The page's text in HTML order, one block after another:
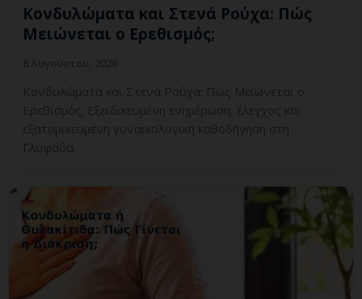
Κονδυλώματα και Στενά Ρούχα: Πώς
Μειώνεται ο Ερεθισμός;
Κονδυλώματα και Στενά Ρούχα: Πώς Μειώνεται ο
Ερεθισμός; Εξειδικευμένη ενημέρωση, έλεγχος και
εξατομικευμένη γυναικολογική καθοδήγηση στη
Γλυφάδα.